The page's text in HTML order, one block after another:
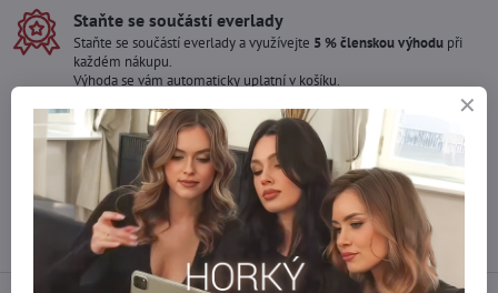
Staňte se součástí everlady
Staňte se součástí everlady a využívejte 5 % členskou výhodu při
každém nákupu.
Výhoda se vám automaticky uplatní v košíku.
Máte zájem o více kusů ?
Kontaktujte nás na mail, zboží pro Vás doskladníme!
info​@everlady​.eu